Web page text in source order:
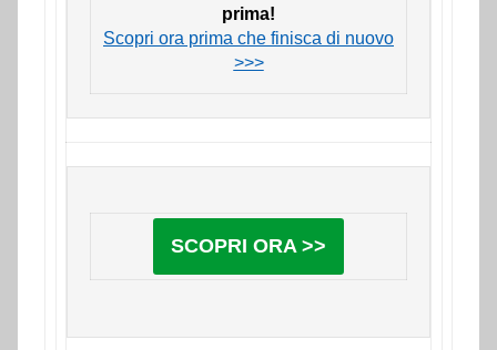
prima!
Scopri ora prima che finisca di nuovo
>>>
SCOPRI ORA >>